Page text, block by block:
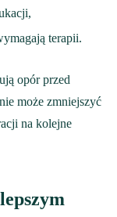
terapii.
opór przed
może zmniejszyć
na kolejne